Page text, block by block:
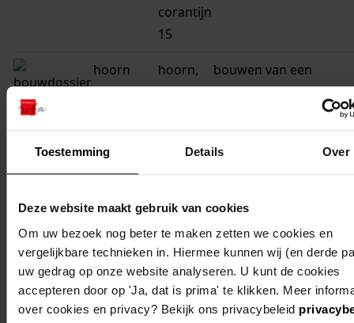
Toestemming Details Over
Deze website maakt gebruik van cookies
Om uw bezoek nog beter te maken zetten we cookies en
vergelijkbare technieken in. Hiermee kunnen wij (en derde
uw gedrag op onze website analyseren. U kunt de cookies
accepteren door op 'Ja, dat is prima' te klikken. Meer
over cookies en privacy? Bekijk ons privacybeleid
corantijn
15
hoorn
hoorn,
de
1b, 1c,
1d, 1e,
1h
bouwen van een
hoorn
hoorn,
de
corantijn
1a
bouwen van een
restaurant